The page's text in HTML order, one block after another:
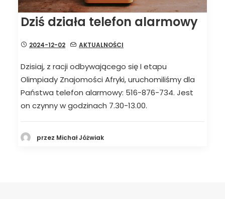
Dziś działa telefon alarmowy
2024-12-02 AKTUALNOŚCI
Dzisiaj, z racji odbywającego się I etapu
Olimpiady Znajomości Afryki, uruchomiliśmy dla
Państwa telefon alarmowy: 516-876-734. Jest
on czynny w godzinach 7.30-13.00.
przez Michał Jóżwiak